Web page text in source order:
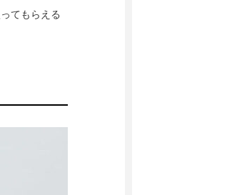
てもらえる